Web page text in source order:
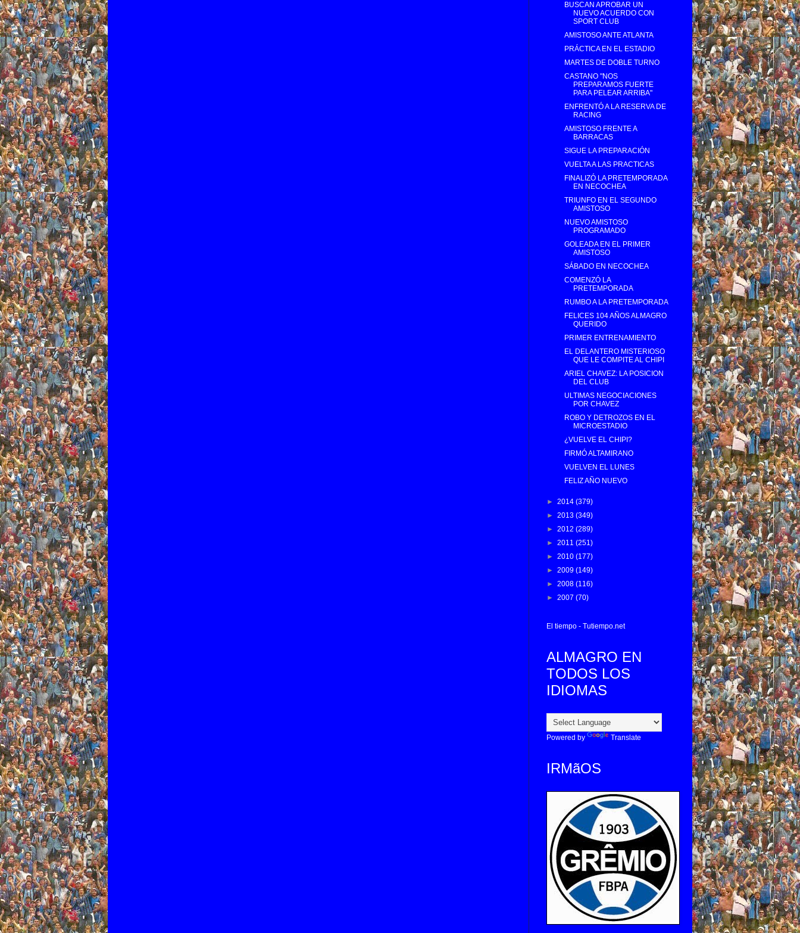
BUSCAN APROBAR UN
NUEVO ACUERDO CON
SPORT CLUB
AMISTOSO ANTE ATLANTA
PRÁCTICA EN EL ESTADIO
MARTES DE DOBLE TURNO
CASTANO "NOS
PREPARAMOS FUERTE
PARA PELEAR ARRIBA"
ENFRENTÓ A LA RESERVA DE
RACING
AMISTOSO FRENTE A
BARRACAS
SIGUE LA PREPARACIÓN
VUELTA A LAS PRACTICAS
FINALIZÓ LA PRETEMPORADA
EN NECOCHEA
TRIUNFO EN EL SEGUNDO
AMISTOSO
NUEVO AMISTOSO
PROGRAMADO
GOLEADA EN EL PRIMER
AMISTOSO
SÁBADO EN NECOCHEA
COMENZÓ LA
PRETEMPORADA
RUMBO A LA PRETEMPORADA
FELICES 104 AÑOS ALMAGRO
QUERIDO
PRIMER ENTRENAMIENTO
EL DELANTERO MISTERIOSO
QUE LE COMPITE AL CHIPI
ARIEL CHAVEZ: LA POSICION
DEL CLUB
ULTIMAS NEGOCIACIONES
POR CHAVEZ
ROBO Y DETROZOS EN EL
MICROESTADIO
¿VUELVE EL CHIPI?
FIRMÓ ALTAMIRANO
VUELVEN EL LUNES
FELIZ AÑO NUEVO
► 2014 (379)
► 2013 (349)
► 2012 (289)
► 2011 (251)
► 2010 (177)
► 2009 (149)
► 2008 (116)
► 2007 (70)
El tiempo - Tutiempo.net
ALMAGRO EN
TODOS LOS
IDIOMAS
Powered by Translate
IRMãOS